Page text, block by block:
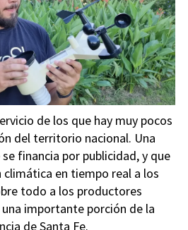
de los que hay muy pocos
del territorio nacional. Una
financia por publicidad, y que
en tiempo real a los
todo a los productores
importante porción de la
de Santa Fe.